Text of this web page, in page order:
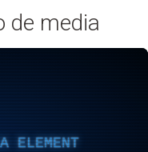
de media
ELEMENT